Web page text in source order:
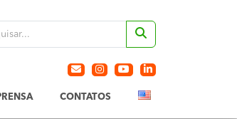
CONTATOS